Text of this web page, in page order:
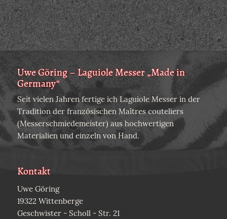
Uwe Göring – Laguiole Messer „Made in
Germany“
Seit vielen Jahren fertige ich Laguiole Messer in der
Tradition der französischen Maîtres couteliers
(Messerschmiedemeister) aus hochwertigen
Materialien und einzeln von Hand.
Kontakt
Uwe Göring
19322 Wittenberge
Geschwister - Scholl - Str. 21